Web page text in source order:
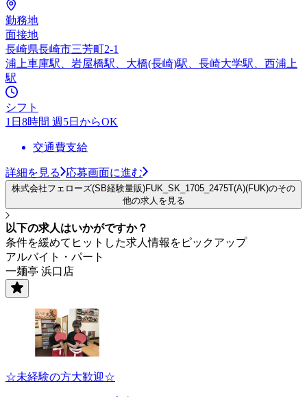
勤務地
面接地
長崎県長崎市三芳町2-1
浦上車庫駅、岩屋橋駅、大橋(長崎)駅、長崎大学駅、西浦上
駅
シフト
1日8時間 週5日からOK
交通費支給
詳細を見る 応募画面に進む
株式会社フェローズ(SB経験量販)FUK_SK_1705_2475T(A)(FUK)のその
他の求人を見る
以下の求人はいかがですか？
条件を緩めてヒットした求人情報をピックアップ
アルバイト・パート
一麺亭 浜口店
☆未経験の方大歓迎☆